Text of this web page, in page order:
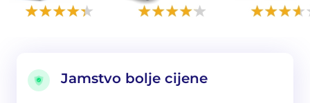
Jamstvo bolje cijene